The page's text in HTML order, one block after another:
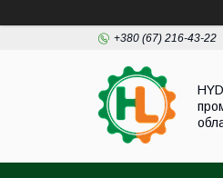
+380 (67) 216-43-22